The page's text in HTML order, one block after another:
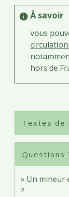
info À savoir
vous
hors de
Textes de
Questions
Un mineur
?